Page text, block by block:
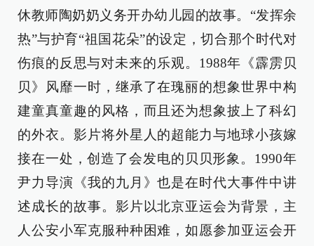
休教师陶奶奶义务开办幼儿园的故事。“发挥余
热”与护育“祖国花朵”的设定，切合那个时代对
伤痕的反思与对未来的乐观。1988年《霹雳贝
贝》风靡一时，继承了在瑰丽的想象世界中构
建童真童趣的风格，而且还为想象披上了科幻
的外衣。影片将外星人的超能力与地球小孩嫁
接在一处，创造了会发电的贝贝形象。1990年
尹力导演《我的九月》也是在时代大事件中讲
述成长的故事。影片以北京亚运会为背景，主
人公安小军克服种种困难，如愿参加亚运会开